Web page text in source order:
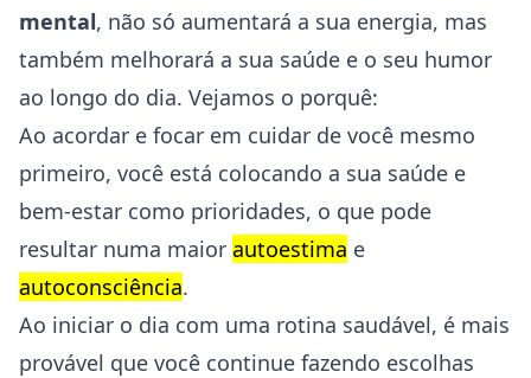
mental, não só aumentará a sua energia, mas
também melhorará a sua saúde e o seu humor
ao longo do dia. Vejamos o porquê:
Ao acordar e focar em cuidar de você mesmo
primeiro, você está colocando a sua saúde e
bem-estar como prioridades, o que pode
resultar numa maior autoestima e
autoconsciência.
Ao iniciar o dia com uma rotina saudável, é mais
provável que você continue fazendo escolhas